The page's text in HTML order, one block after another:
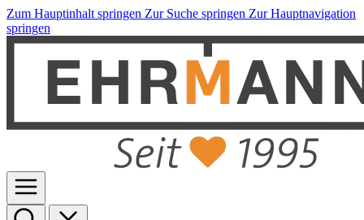
Zum Hauptinhalt springen Zur Suche springen Zur Hauptnavigation
springen